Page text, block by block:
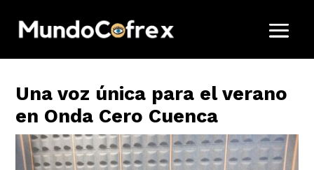
Una voz única para el verano
en Onda Cero Cuenca